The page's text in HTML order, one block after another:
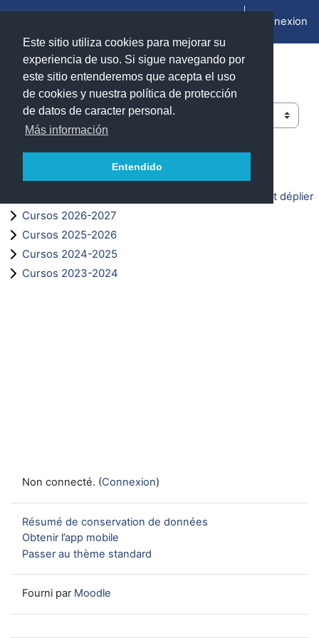
Este sitio utiliza cookies para mejorar su
experiencia de uso. Si sigue navegando por
este sitio entenderemos que acepta el uso
de cookies y nuestra política de protección
de datos de caracter personal.
Más información
Entendido
Panneau latéral
Connexion
ADD Unizar - Moodle
Rechercher des cours
Tout déplier
Cursos 2026-2027
Cursos 2025-2026
Cursos 2024-2025
Cursos 2023-2024
Non connecté. (Connexion)
Résumé de conservation de données
Obtenir l’app mobile
Passer au thème standard
Fourni par Moodle